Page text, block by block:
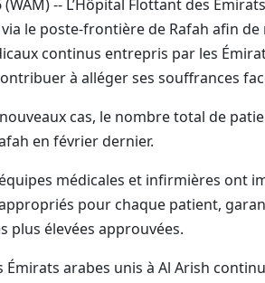
(WAM) -- L’Hôpital Flottant des
le poste-frontière de Rafah afin
continus entrepris par les
à alléger ses souffrances
nouveaux cas, le nombre total de
en février dernier.
médicales et infirmières ont
pour chaque patient,
plus élevées approuvées.
Émirats arabes unis à Al Arish